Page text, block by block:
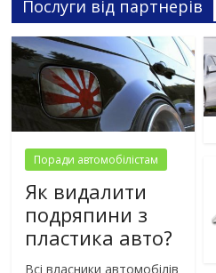
Поради автомобілістам
Як видалити
подряпини з
пластика авто?
Всі власники автомобілів